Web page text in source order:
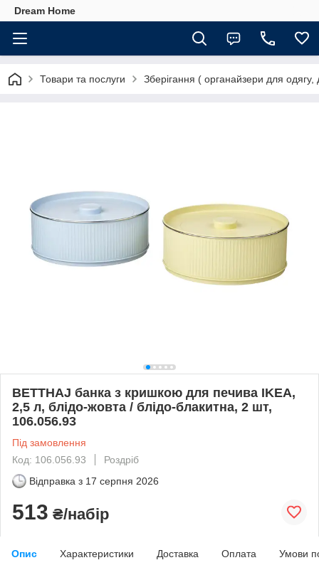
Dream Home
Товари та послуги Зберігання ( органайзери для одягу,
BETTHAJ банка з кришкою для печива IKEA,
2,5 л, блідо-жовта / блідо-блакитна, 2 шт,
106.056.93
Під замовлення
Код: 106.056.93
Роздріб
Відправка з 17 серпня 2026
513 ₴/набір
Опис Характеристики Доставка Оплата Умови